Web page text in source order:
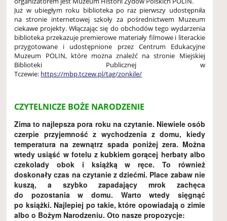
Już w ubiegłym roku biblioteka po raz pierwszy udostępniła
na stronie internetowej szkoły za pośrednictwem Muzeum
ciekawe projekty. Włączając się do obchodów tego wydarzenia
biblioteka przekazuje premierowe materiały filmowe i literackie
przygotowane i udostępnione przez Centrum Edukacyjne
Muzeum POLIN, które można znaleźć na stronie Miejskiej
Biblioteki Publicznej w
Tczewie: https://mbp.tczew.pl/tag/zonkile/
CZYTELNICZE BOŻE NARODZENIE
Zima to najlepsza pora roku na czytanie. Niewiele osób
czerpie przyjemność z wychodzenia z domu, kiedy
temperatura na zewnątrz spada poniżej zera. Można
wtedy usiąść w fotelu z kubkiem gorącej herbaty albo
czekolady obok i książką w ręce. To również
doskonały czas na czytanie z dziećmi. Place zabaw nie
kuszą, a szybko zapadający mrok zachęca
do pozostania w domu. Warto wtedy sięgnąć
po książki. Najlepiej po takie, które opowiadają o zimie
albo o Bożym Narodzeniu. Oto nasze propozycje: